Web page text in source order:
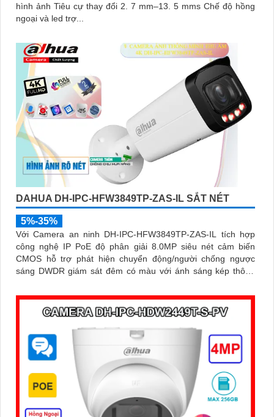
hình ảnh Tiêu cự thay đổi 2. 7 mm–13. 5 mms Chế độ hồng
ngoại và led trợ...
DAHUA DH-IPC-HFW3849TP-ZAS-IL SẮT NÉT
5%-35%
Với Camera an ninh DH-IPC-HFW3849TP-ZAS-IL tích hợp
công nghệ IP PoE độ phân giải 8.0MP siêu nét cảm biến
CMOS hỗ trợ phát hiện chuyển động/người chống ngược
sáng DWDR giám sát đêm có màu với ánh sáng kép thông